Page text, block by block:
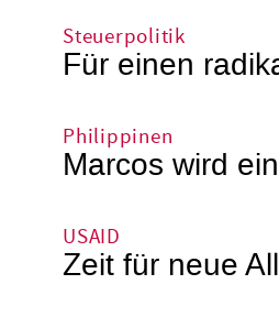
Steuerpolitik
Für einen
Philippinen
Marcos wird
USAID
Zeit für neue